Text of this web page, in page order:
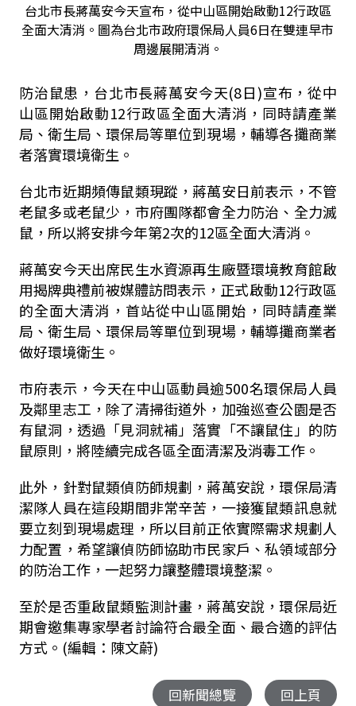
台北市長蔣萬安今天宣布，從中山區開始啟動12行政區
全面大清消。圖為台北市政府環保局人員6日在雙連早市
周邊展開清消。
防治鼠患，台北市長蔣萬安今天(8日)宣布，從中
山區開始啟動12行政區全面大清消，同時請產業
局、衛生局、環保局等單位到現場，輔導各攤商業
者落實環境衛生。
台北市近期頻傳鼠類現蹤，蔣萬安日前表示，不管
老鼠多或老鼠少，市府團隊都會全力防治、全力滅
鼠，所以將安排今年第2次的12區全面大清消。
蔣萬安今天出席民生水資源再生廠暨環境教育館啟
用揭牌典禮前被媒體訪問表示，正式啟動12行政區
的全面大清消，首站從中山區開始，同時請產業
局、衛生局、環保局等單位到現場，輔導攤商業者
做好環境衛生。
市府表示，今天在中山區動員逾500名環保局人員
及鄰里志工，除了清掃街道外，加強巡查公園是否
有鼠洞，透過「見洞就補」落實「不讓鼠住」的防
鼠原則，將陸續完成各區全面清潔及消毒工作。
此外，針對鼠類偵防師規劃，蔣萬安說，環保局清
潔隊人員在這段期間非常辛苦，一接獲鼠類訊息就
要立刻到現場處理，所以目前正依實際需求規劃人
力配置，希望讓偵防師協助市民家戶、私領域部分
的防治工作，一起努力讓整體環境整潔。
至於是否重啟鼠類監測計畫，蔣萬安說，環保局近
期會邀集專家學者討論符合最全面、最合適的評估
方式。(編輯：陳文蔚)
回新聞總覽 回上頁